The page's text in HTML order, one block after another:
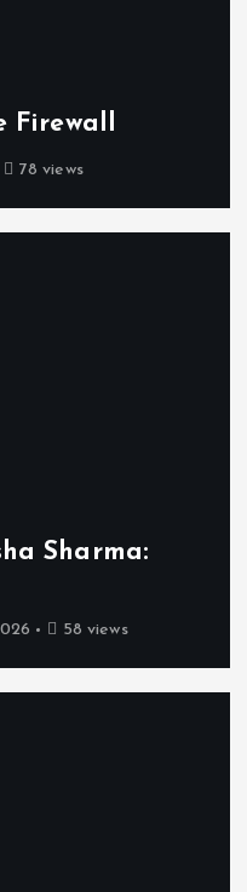
Firewall
78 views
Sharma:
58 views